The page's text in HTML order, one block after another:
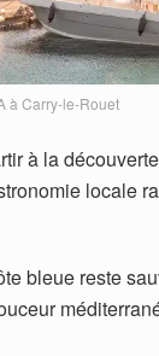
à Carry-le-Rouet
à la
locale
bleue reste